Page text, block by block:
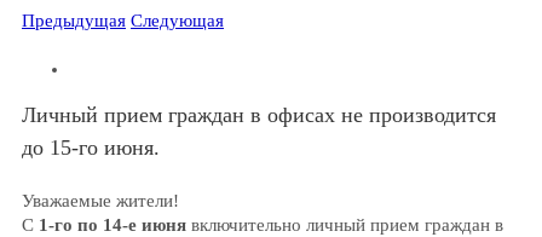
Предыдущая Следующая
Личный прием граждан в офисах не производится
до 15-го июня.
Уважаемые жители!
С 1-го по 14-е июня включительно личный прием граждан в